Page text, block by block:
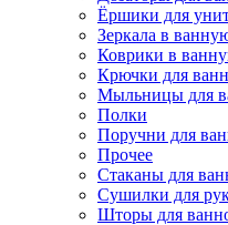
Ёршики для
Зеркала в
Коврики в
Крючки для
Мыльницы для
Полки
Поручни для
Прочее
Стаканы для
Сушилки для
Шторы для